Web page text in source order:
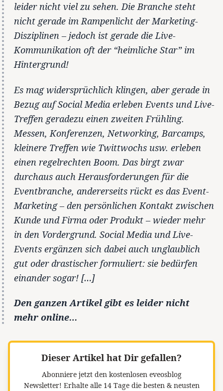
leider nicht viel zu sehen. Die Branche steht
nicht gerade im Rampenlicht der Marketing-
Disziplinen – jedoch ist gerade die Live-
Kommunikation oft der “heimliche Star” im
Hintergrund!
Es mag widersprüchlich klingen, aber gerade in
Bezug auf Social Media erleben Events und Live-
Treffen geradezu einen zweiten Frühling.
Messen, Konferenzen, Networking, Barcamps,
kleinere Treffen wie Twittwochs usw. erleben
einen regelrechten Boom. Das birgt zwar
durchaus auch Herausforderungen für die
Eventbranche, andererseits rückt es das Event-
Marketing – den persönlichen Kontakt zwischen
Kunde und Firma oder Produkt – wieder mehr
in den Vordergrund. Social Media und Live-
Events ergänzen sich dabei auch unglaublich
gut oder drastischer formuliert: sie bedürfen
einander sogar! […]
Den ganzen Artikel gibt es leider nicht
mehr online…
Dieser Artikel hat Dir gefallen?
Abonniere jetzt den kostenlosen eveosblog
Newsletter! Erhalte alle 14 Tage die besten & neusten